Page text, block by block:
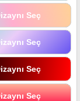
Seç
Seç
Seç
Seç